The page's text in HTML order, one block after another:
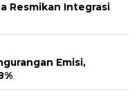
Resmikan Integrasi
Emisi,